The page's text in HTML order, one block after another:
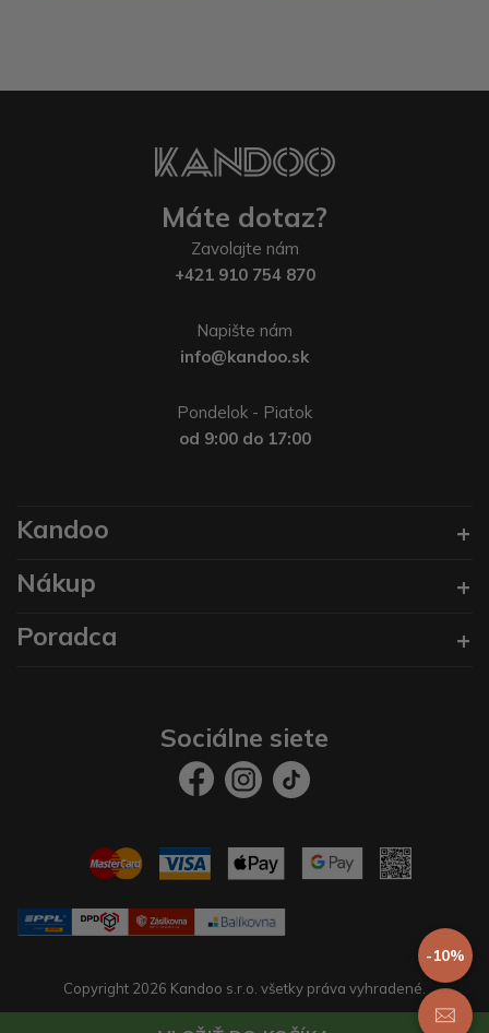
-10%
Máte dotaz?
Zavolajte nám
+421 910 754 870
Napište nám
info@kandoo.sk
Pondelok - Piatok
od 9:00 do 17:00
Kandoo
Nákup
Poradca
Sociálne siete
Copyright 2026 Kandoo s.r.o. všetky práva vyhradené.
prestaservis. eshopy na mieru